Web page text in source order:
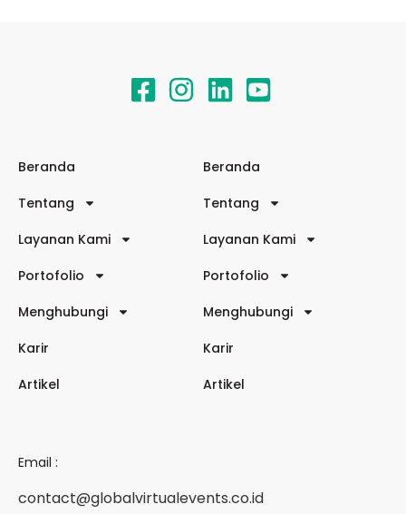
Beranda
Tentang
Layanan Kami
Portofolio
Menghubungi
Karir
Artikel
Beranda
Tentang
Layanan Kami
Portofolio
Menghubungi
Karir
Artikel
Email :
contact@globalvirtualevents.co.id